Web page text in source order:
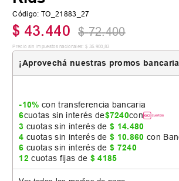
Código: TO_21883_27
$ 43.440 $ 72.400
Precio sin impuestos nacionales: $ 35.900 ,83
¡Aprovechá nuestras promos
-10% con transferencia bancaria
6cuotas sin interés de$7240con
3 cuotas sin interés de$ 14.480
4 cuotas sin interés de$ 10.860 con
6 cuotas sin interés de$ 7240
12 cuotas fijas de $ 4185